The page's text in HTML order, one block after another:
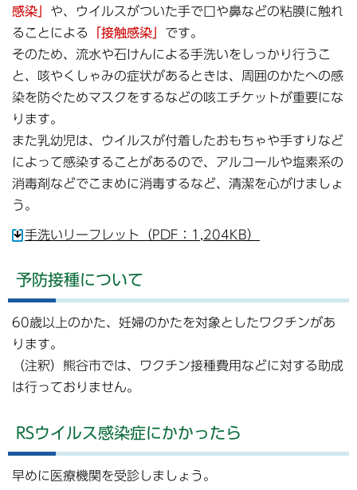
感染」 や、ウイルスがついた手で口や鼻などの粘膜に触れ
ることによる
「接触感染」 です。
そのため、流水や石けんによる手洗いをしっかり行うこ
と、咳やくしゃみの症状があるときは、周囲のかたへの感
染を防ぐためマスクをするなどの咳エチケットが重要にな
ります。
また乳幼児は、ウイルスが付着したおもちゃや手すりなど
によって感染することがあるので、アルコールや塩素系の
消毒剤などでこまめに消毒するなど、清潔を心がけましょ
う。
手洗いリーフレット（PDF：1,204KB）
予防接種について
60歳以上のかた、妊婦のかたを対象としたワクチンがあ
ります。
（注釈）熊谷市では、ワクチン接種費用などに対する助成
は行っておりません。
RSウイルス感染症にかかったら
早めに医療機関を受診しましょう。